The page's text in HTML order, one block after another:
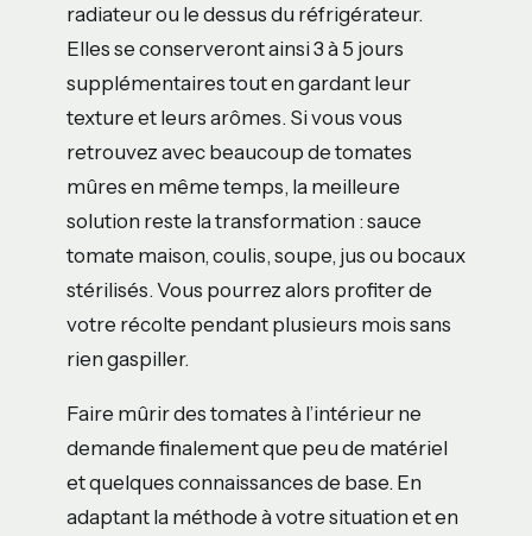
radiateur ou le dessus du réfrigérateur.
Elles se conserveront ainsi 3 à 5 jours
supplémentaires tout en gardant leur
texture et leurs arômes. Si vous vous
retrouvez avec beaucoup de tomates
mûres en même temps, la meilleure
solution reste la transformation : sauce
tomate maison, coulis, soupe, jus ou bocaux
stérilisés. Vous pourrez alors profiter de
votre récolte pendant plusieurs mois sans
rien gaspiller.
Faire mûrir des tomates à l’intérieur ne
demande finalement que peu de matériel
et quelques connaissances de base. En
adaptant la méthode à votre situation et en